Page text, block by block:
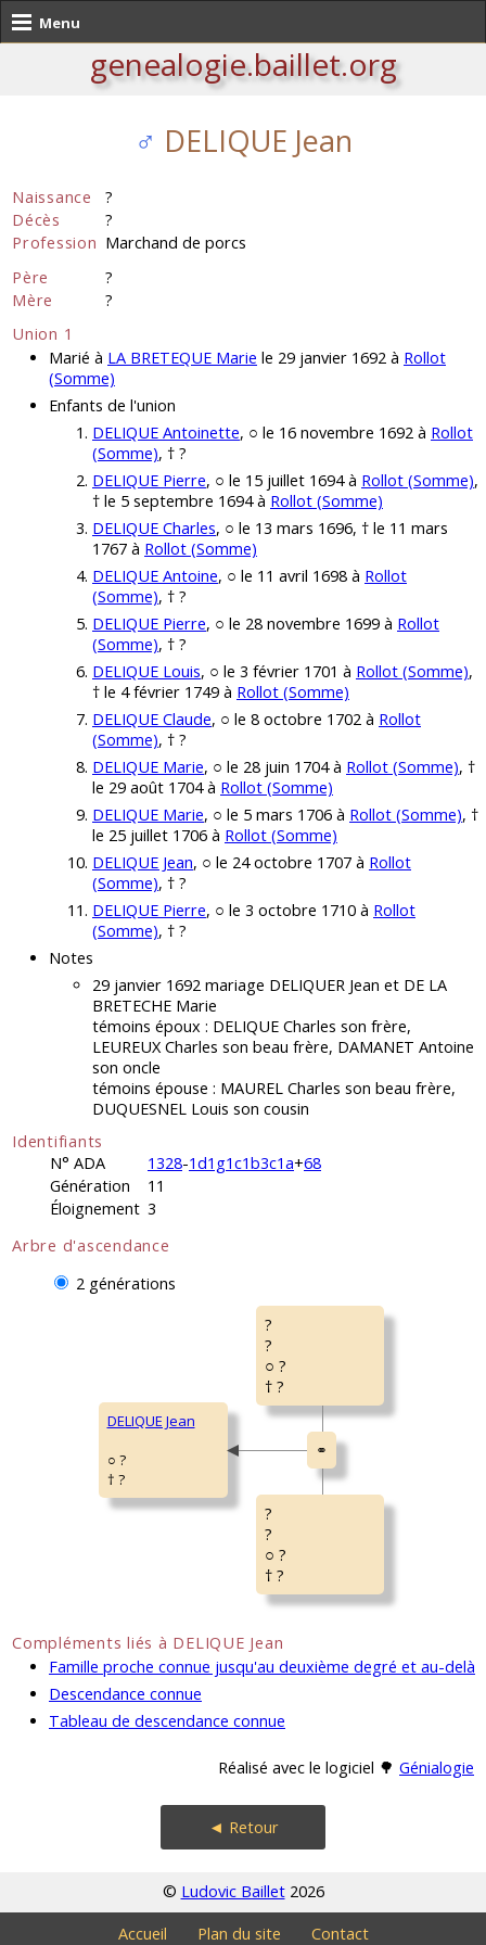
Menu
genealogie.baillet.org
♂ DELIQUE Jean
Naissance
?
Décès
?
Profession Marchand de porcs
Père
?
Mère
?
Union 1
Marié à LA BRETEQUE Marie le 29 janvier 1692 à Rollot
(Somme)
Enfants de l'union
DELIQUE Antoinette, ○ le 16 novembre 1692 à Rollot
(Somme), † ?
DELIQUE Pierre, ○ le 15 juillet 1694 à Rollot (Somme),
† le 5 septembre 1694 à Rollot (Somme)
DELIQUE Charles, ○ le 13 mars 1696, † le 11 mars
1767 à Rollot (Somme)
DELIQUE Antoine, ○ le 11 avril 1698 à Rollot
(Somme), † ?
DELIQUE Pierre, ○ le 28 novembre 1699 à Rollot
(Somme), † ?
DELIQUE Louis, ○ le 3 février 1701 à Rollot (Somme),
† le 4 février 1749 à Rollot (Somme)
DELIQUE Claude, ○ le 8 octobre 1702 à Rollot
(Somme), † ?
DELIQUE Marie, ○ le 28 juin 1704 à Rollot (Somme), †
le 29 août 1704 à Rollot (Somme)
DELIQUE Marie, ○ le 5 mars 1706 à Rollot (Somme), †
le 25 juillet 1706 à Rollot (Somme)
DELIQUE Jean, ○ le 24 octobre 1707 à Rollot
(Somme), † ?
DELIQUE Pierre, ○ le 3 octobre 1710 à Rollot
(Somme), † ?
Notes
29 janvier 1692 mariage DELIQUER Jean et DE LA
BRETECHE Marie
témoins époux : DELIQUE Charles son frère,
LEUREUX Charles son beau frère, DAMANET Antoine
son oncle
témoins épouse : MAUREL Charles son beau frère,
DUQUESNEL Louis son cousin
Identifiants
N° ADA
1328-1d1g1c1b3c1a+68
Génération
11
Éloignement 3
Arbre d'ascendance
2 générations
DELIQUE Jean
○ ?
† ?
?
?
○ ?
† ?
?
?
○ ?
† ?
Compléments liés à DELIQUE Jean
Famille proche connue jusqu'au deuxième degré et au-delà
Descendance connue
Tableau de descendance connue
Réalisé avec le logiciel 🌳 Génialogie
◄ Retour
© Ludovic Baillet2026
Accueil Plan du site Contact